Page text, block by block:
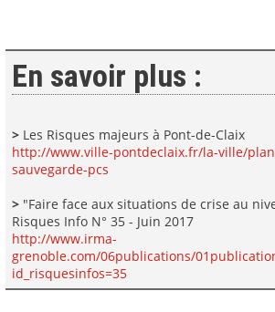
En savoir plus :
>Les Risques majeurs à Pont-de-Claix
http://www.ville-pontdeclaix.fr/la-ville/
sauvegarde-pcs
>"Faire face aux situations de crise au
Risques Info N° 35 - Juin 2017
http://www.irma-
grenoble.com/06publications/
id_risquesinfos=35